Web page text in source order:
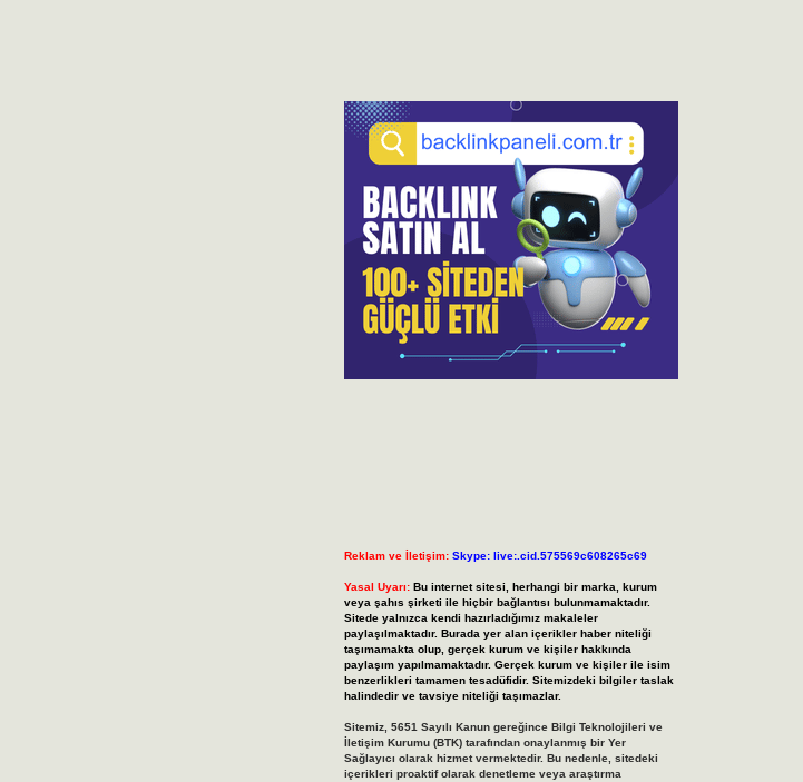
Reklam ve İletişim: Skype: live:.cid.575569c608265c69
Yasal Uyarı: Bu internet sitesi, herhangi bir marka, kurum
veya şahıs şirketi ile hiçbir bağlantısı bulunmamaktadır.
Sitede yalnızca kendi hazırladığımız makaleler
paylaşılmaktadır. Burada yer alan içerikler haber niteliği
taşımamakta olup, gerçek kurum ve kişiler hakkında
paylaşım yapılmamaktadır. Gerçek kurum ve kişiler ile isim
benzerlikleri tamamen tesadüfidir. Sitemizdeki bilgiler taslak
halindedir ve tavsiye niteliği taşımazlar.
Sitemiz, 5651 Sayılı Kanun gereğince Bilgi Teknolojileri ve
İletişim Kurumu (BTK) tarafından onaylanmış bir Yer
Sağlayıcı olarak hizmet vermektedir. Bu nedenle, sitedeki
içerikleri proaktif olarak denetleme veya araştırma